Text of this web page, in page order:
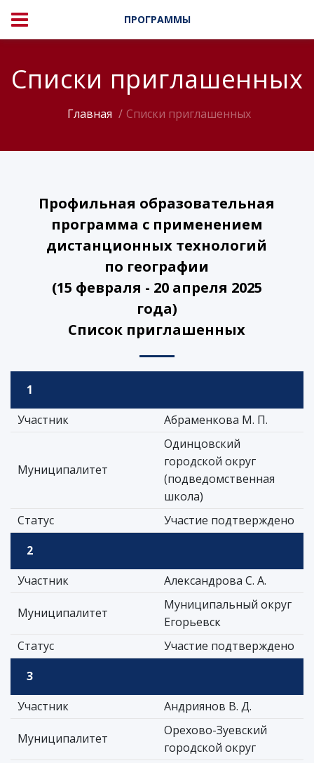
ПРОГРАММЫ
Списки приглашенных
Главная Списки приглашенных
Профильная образовательная
программа с применением
дистанционных технологий
по географии
(15 февраля - 20 апреля 2025
года)
Список приглашенных
1
Участник
Абраменкова М. П.
Муниципалитет
Одинцовский
городской округ
(подведомственная
школа)
Статус
Участие подтверждено
2
Участник
Александрова С. А.
Муниципалитет
Муниципальный округ
Егорьевск
Статус
Участие подтверждено
3
Участник
Андриянов В. Д.
Муниципалитет
Орехово-Зуевский
городской округ